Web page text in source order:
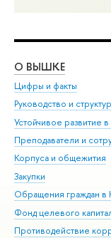
О ВЫШКЕ
Цифры и факты
Руководство и
Устойчивое развитие
Преподаватели и
Корпуса и общежития
Закупки
Обращения граждан
Фонд целевого
Противодействие